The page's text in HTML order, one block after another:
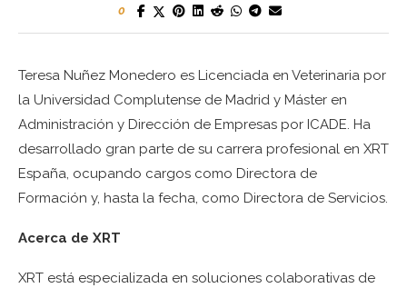
0
Teresa Nuñez Monedero es Licenciada en Veterinaria por
la Universidad Complutense de Madrid y Máster en
Administración y Dirección de Empresas por ICADE. Ha
desarrollado gran parte de su carrera profesional en XRT
España, ocupando cargos como Directora de
Formación y, hasta la fecha, como Directora de Servicios.
Acerca de XRT
XRT está especializada en soluciones colaborativas de